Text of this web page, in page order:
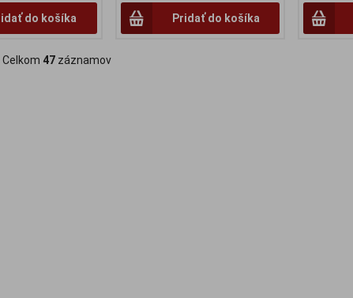
do košíka Pridať do košíka
Celkom 47 záznamov